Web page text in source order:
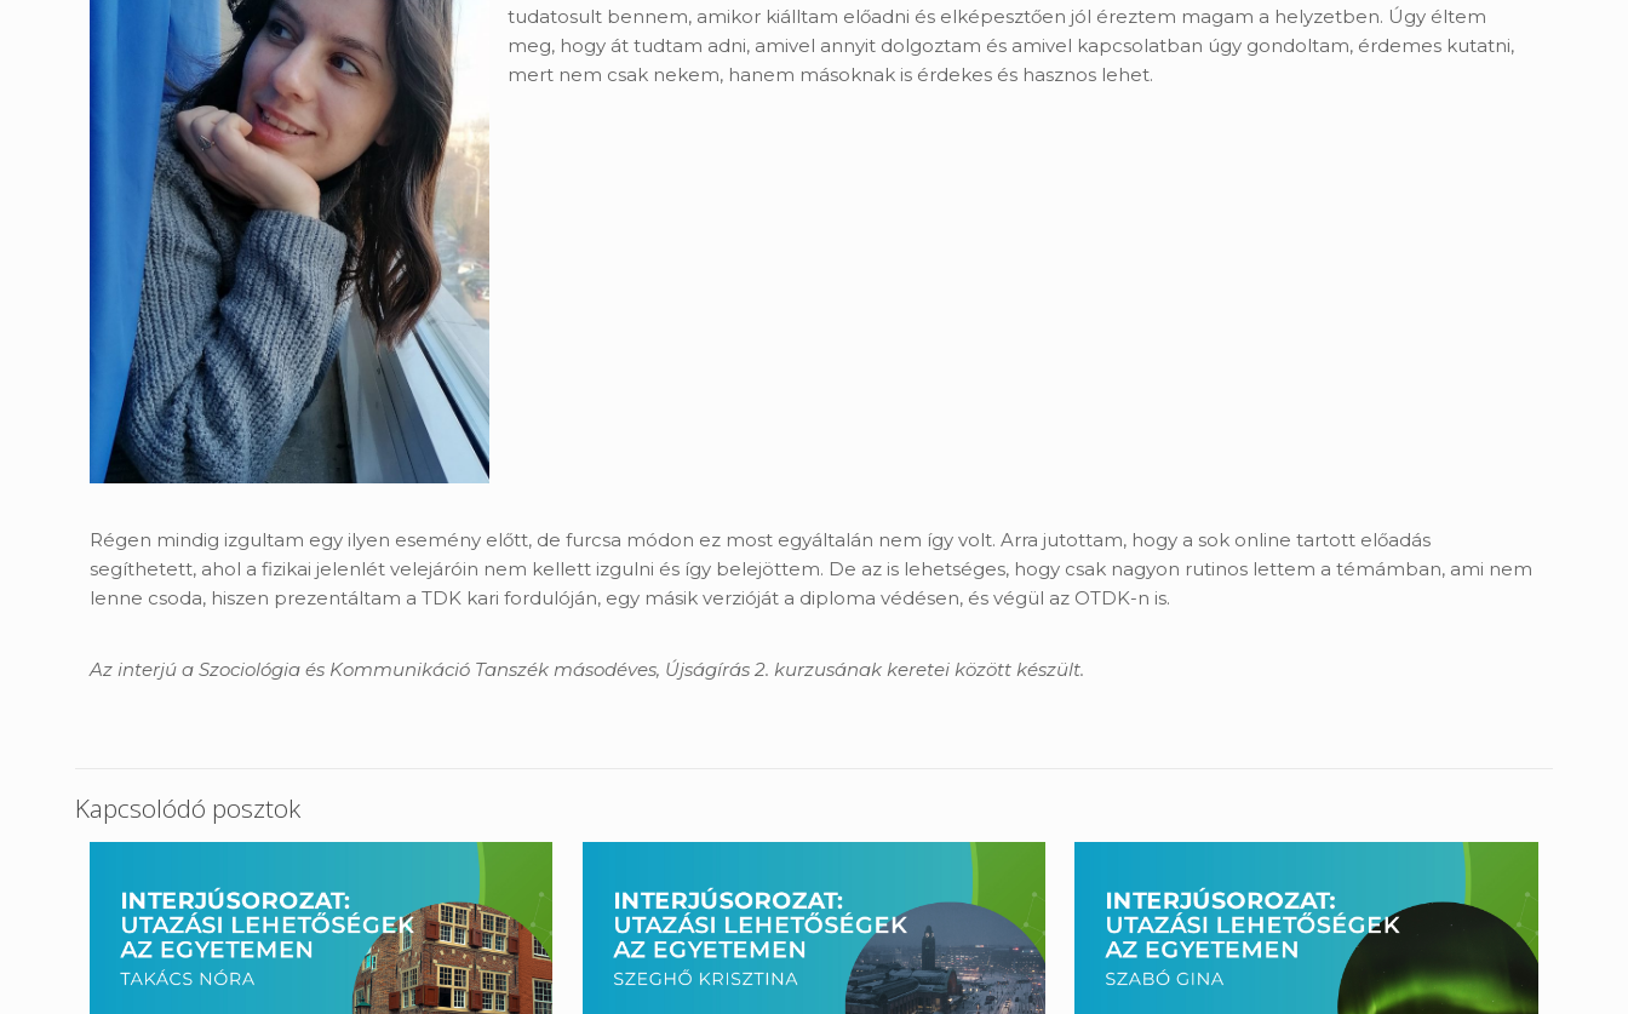
tudatosult bennem, amikor kiálltam előadni és elképesztően jól éreztem magam a helyzetben. Úgy éltem
meg, hogy át tudtam adni, amivel annyit dolgoztam és amivel kapcsolatban úgy gondoltam, érdemes kutatni,
mert nem csak nekem, hanem másoknak is érdekes és hasznos lehet.
Régen mindig izgultam egy ilyen esemény előtt, de furcsa módon ez most egyáltalán nem így volt. Arra jutottam, hogy a sok online tartott előadás
segíthetett, ahol a fizikai jelenlét velejáróin nem kellett izgulni és így belejöttem. De az is lehetséges, hogy csak nagyon rutinos lettem a témámban, ami nem
lenne csoda, hiszen prezentáltam a TDK kari fordulóján, egy másik verzióját a diploma védésen, és végül az OTDK-n is.
Az interjú a Szociológia és Kommunikáció Tanszék másodéves, Újságírás 2. kurzusának keretei között készült.
Kapcsolódó posztok